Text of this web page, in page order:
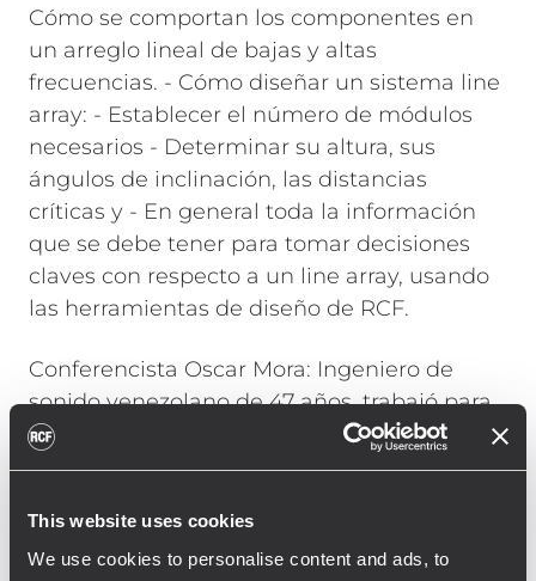
This website uses cookies
We use cookies to personalise content and ads, to
Cómo se comportan los componentes en
un arreglo lineal de bajas y altas
frecuencias. - Cómo diseñar un sistema line
array: - Establecer el número de módulos
necesarios - Determinar su altura, sus
ángulos de inclinación, las distancias
críticas y - En general toda la información
que se debe tener para tomar decisiones
claves con respecto a un line array, usando
las herramientas de diseño de RCF.
Conferencista Oscar Mora: Ingeniero de
sonido venezolano de 47 años, trabajó para
YAMAHA como instructor de consolas
digitales por más de 5 años y ha logrado
como Ingeniero de sonido, actividad que ha
desarrollado durante más de 25 años. Ha